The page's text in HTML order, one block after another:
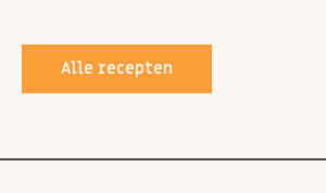
Alle recepten